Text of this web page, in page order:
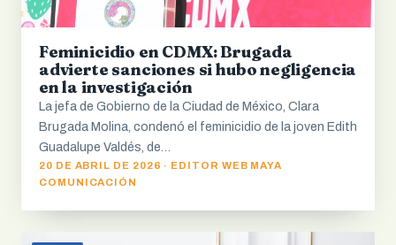
Feminicidio en CDMX: Brugada
advierte sanciones si hubo negligencia
en la investigación
La jefa de Gobierno de la Ciudad de México, Clara
Brugada Molina, condenó el feminicidio de la joven Edith
Guadalupe Valdés, de…
20 DE ABRIL DE 2026 · EDITOR WEB MAYA
COMUNICACIÓN